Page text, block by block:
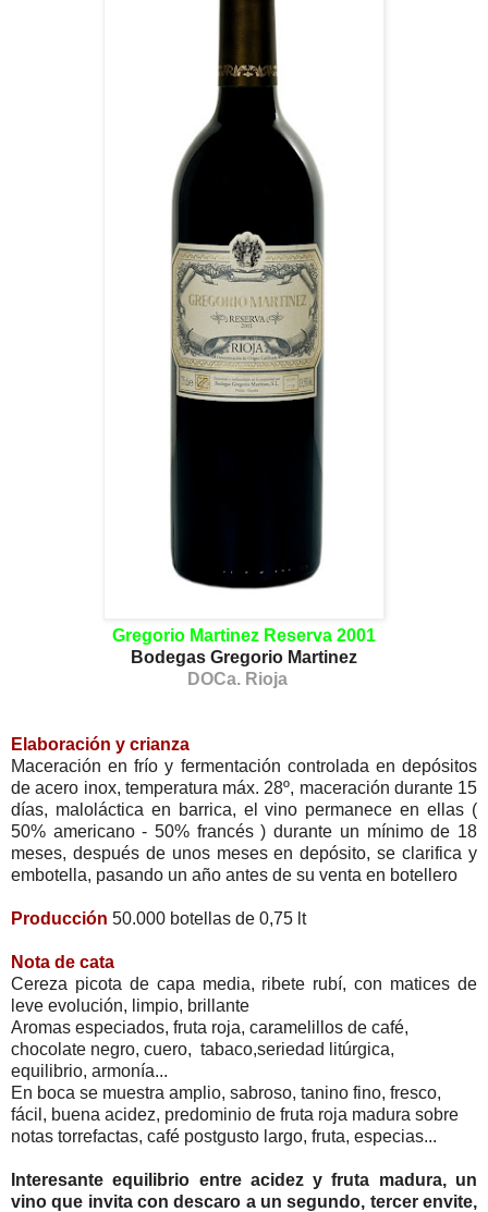
Gregorio Martinez Reserva 2001
Bodegas Gregorio Martinez
DOCa. Rioja
Elaboración y crianza
Maceración en frío y fermentación controlada en depósitos
de acero inox, temperatura máx. 28º, maceración durante 15
días, maloláctica en barrica, el vino permanece en ellas (
50% americano - 50% francés ) durante un mínimo de 18
meses, después de unos meses en depósito, se clarifica y
embotella, pasando un año antes de su venta en botellero
Producción 50.000 botellas de 0,75 lt
Nota de cata
Cereza picota de capa media, ribete rubí, con matices de
leve evolución, limpio, brillante
Aromas especiados, fruta roja, caramelillos de café,
chocolate negro, cuero, tabaco,seriedad litúrgica,
equilibrio, armonía...
En boca se muestra amplio, sabroso, tanino fino, fresco,
fácil, buena acidez, predominio de fruta roja madura sobre
notas torrefactas, café postgusto largo, fruta, especias...
Interesante equilibrio entre acidez y fruta madura, un
vino que invita con descaro a un segundo, tercer envite,